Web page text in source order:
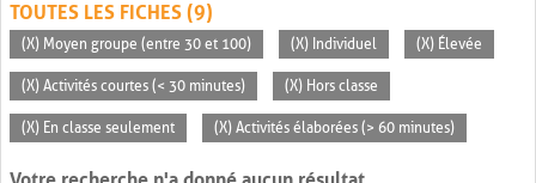
TOUTES LES FICHES (9)
(X) Moyen groupe (entre 30 et 100) (X) Individuel (X) Élevée
(X) Activités courtes (< 30 minutes) (X) Hors classe
(X) En classe seulement (X) Activités élaborées (> 60 minutes)